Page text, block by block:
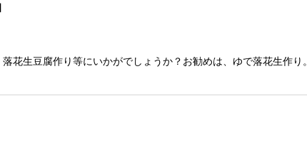
花生豆腐作り等にいかがでしょうか？お勧めは、ゆで落花生